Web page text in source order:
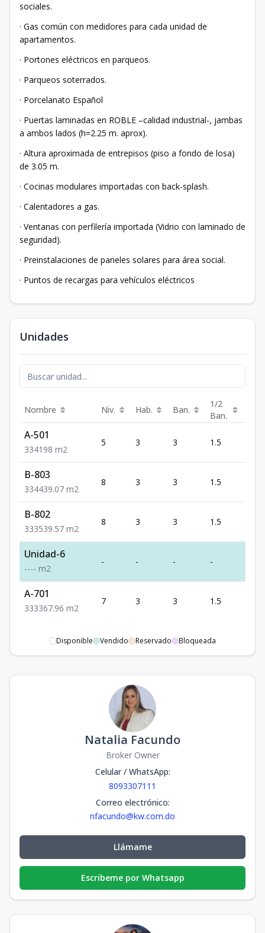
sociales.
· Gas común con medidores para cada unidad de
apartamentos.
· Portones eléctricos en parqueos.
· Parqueos soterrados.
· Porcelanato Español
· Puertas laminadas en ROBLE –calidad industrial-, jambas
a ambos lados (h=2.25 m. aprox).
· Altura aproximada de entrepisos (piso a fondo de losa)
de 3.05 m.
· Cocinas modulares importadas con back-splash.
· Calentadores a gas.
· Ventanas con perfilería importada (Vidrio con laminado de
seguridad).
· Preinstalaciones de paneles solares para área social.
· Puntos de recargas para vehículos eléctricos
Unidades
Nombre Niv. Hab. Ban.
1/2
Ban.
A-501
334198 m2
5 3 3 1.5
B-803
334439.07 m2
8 3 3 1.5
B-802
333539.57 m2
8 3 3 1.5
Unidad-6
---- m2
- - - -
A-701
333367.96 m2
7 3 3 1.5
Disponible Vendido Reservado Bloqueada
Natalia Facundo
Broker Owner
Celular / WhatsApp:
8093307111
Correo electrónico:
nfacundo@kw.com.do
Llámame
Escribeme por Whatsapp